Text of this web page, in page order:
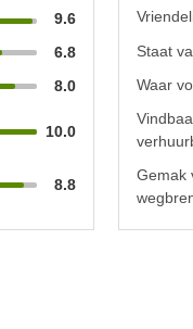
9.6
6.8
8.0
10.0
8.8
Staat
Waar
Gemak